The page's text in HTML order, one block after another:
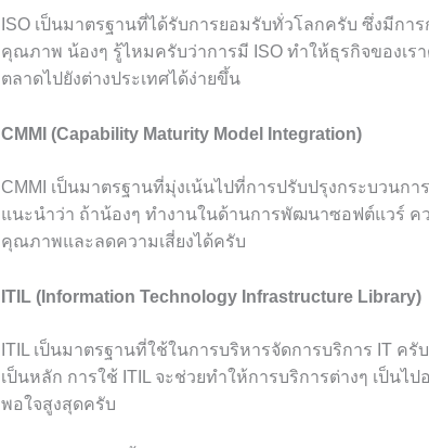
ISO เป็นมาตรฐานที่ได้รับการยอมรับทั่วโลกครับ ซึ่งมีก
คุณภาพ น้องๆ รู้ไหมครับว่าการมี ISO ทำให้ธุรกิจของเ
ตลาดไปยังต่างประเทศได้ง่ายขึ้น
CMMI (Capability Maturity Model Integration)
CMMI เป็นมาตรฐานที่มุ่งเน้นไปที่การปรับปรุงกระบวนก
แนะนำว่า ถ้าน้องๆ ทำงานในด้านการพัฒนาซอฟต์แวร์ ค
คุณภาพและลดความเสี่ยงได้ครับ
ITIL (Information Technology Infrastructure Library)
ITIL เป็นมาตรฐานที่ใช้ในการบริหารจัดการบริการ IT ค
เป็นหลัก การใช้ ITIL จะช่วยทำให้การบริการต่างๆ เป็นไ
พอใจสูงสุดครับ